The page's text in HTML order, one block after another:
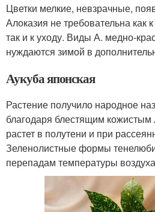
Цветки мелкие, невзрачные,
Алоказия не требовательна как
так и к уходу. Виды А. медно-
нуждаются зимой в
Аукуба японская
Растение получило народное
благодаря блестящим
растет в полутени и при
Зеленолистные формы
перепадам температуры